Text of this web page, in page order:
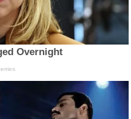
Overnight